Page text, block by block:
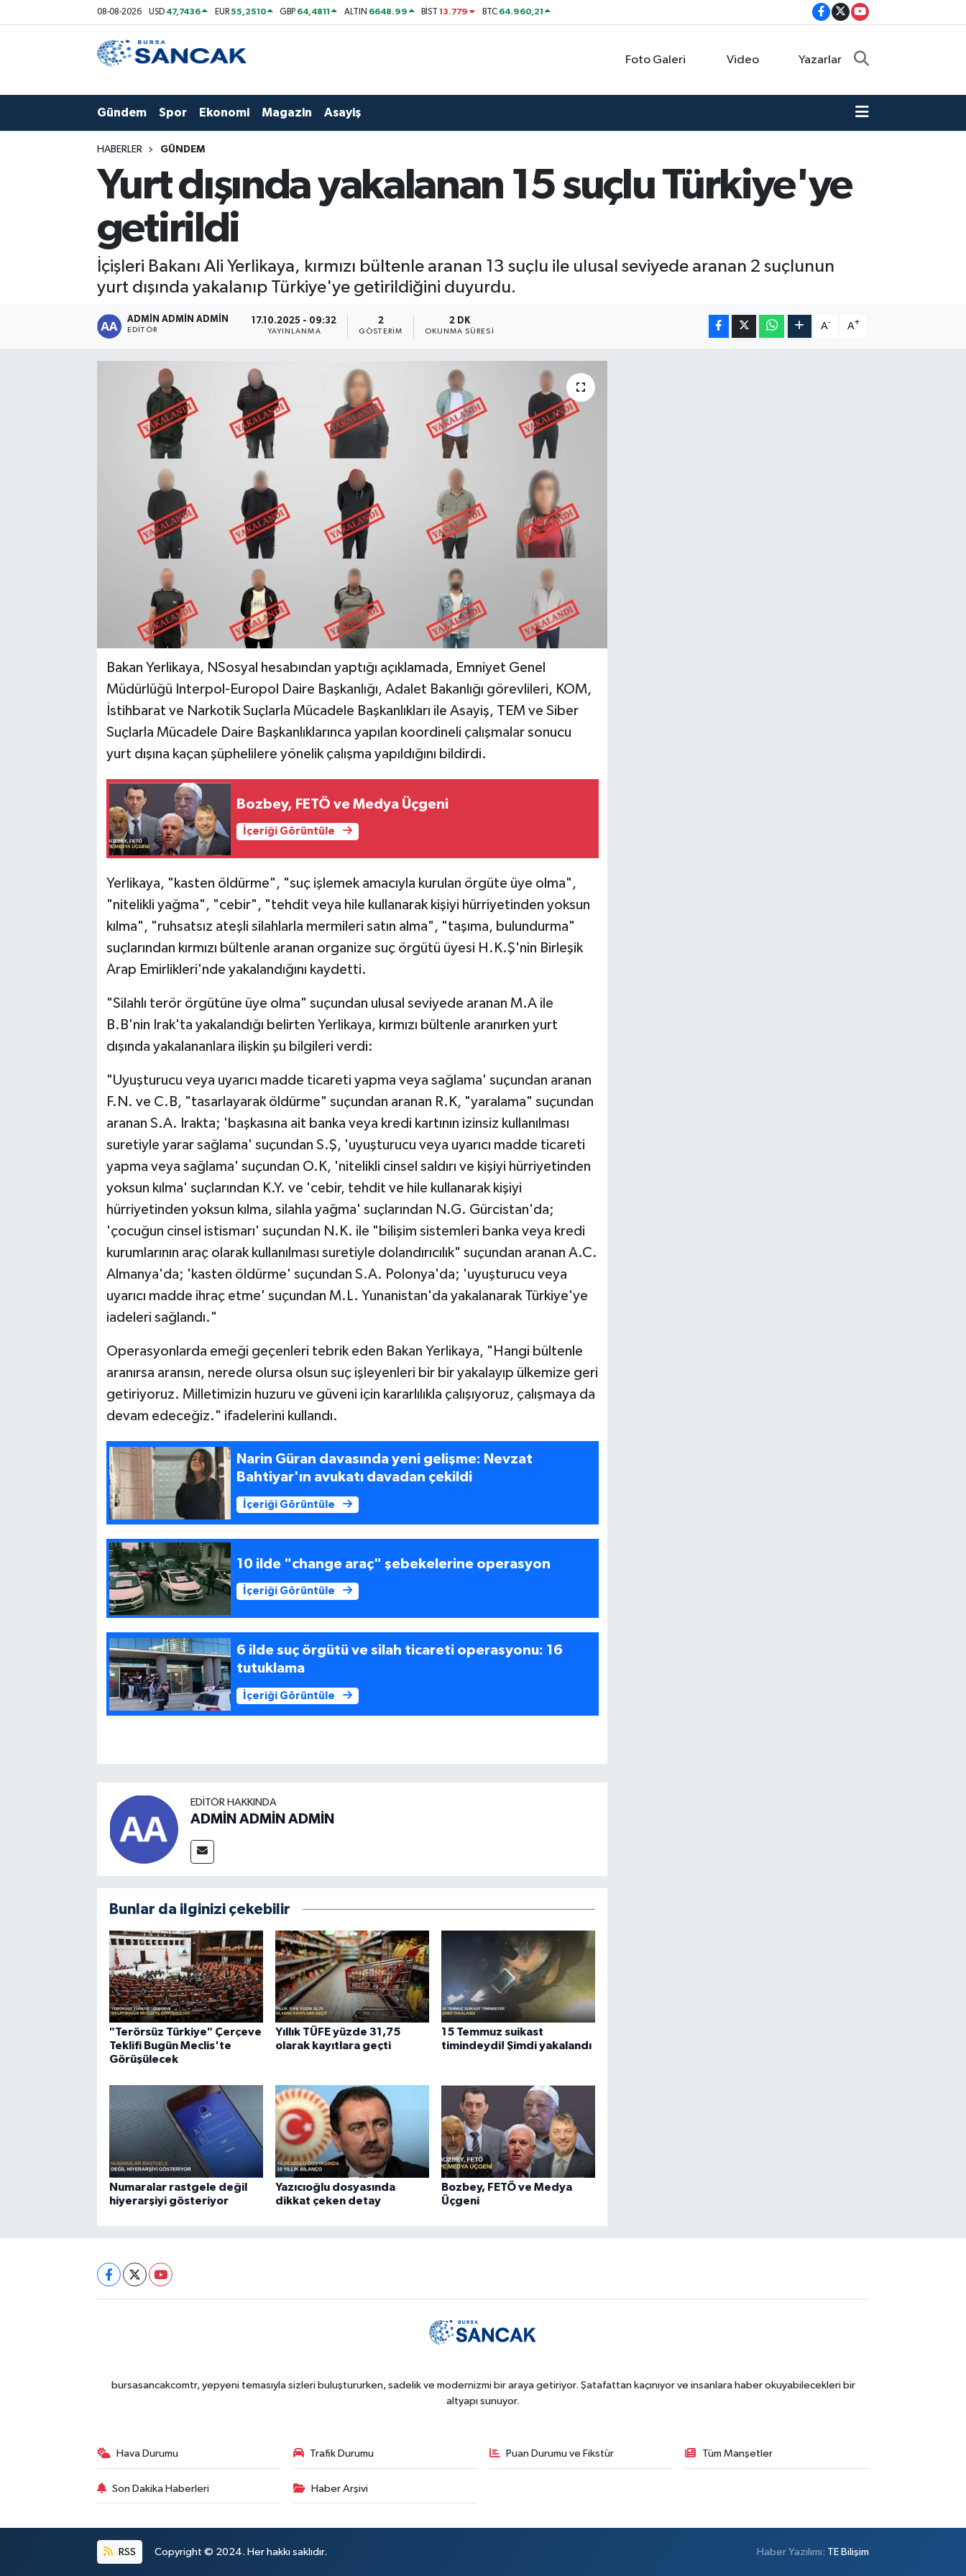
08-08-2026 USD 47,7436 EUR55,2510 GBP 64,4811 ALTIN 6648.99 BİST13.779 BTC 64.960,21
Foto Galeri Video Yazarlar
Gündem Spor Ekonomi Magazin Asayiş
HABERLER GÜNDEM
Yurt dışında yakalanan 15 suçlu Türkiye'ye
getirildi
İçişleri Bakanı Ali Yerlikaya, kırmızı bültenle aranan 13 suçlu ile ulusal seviyede aranan 2 suçlunun
yurt dışında yakalanıp Türkiye'ye getirildiğini duyurdu.
ADMİN ADMİN ADMİN
EDITÖR
17.10.2025 - 09:32
YAYINLANMA
2
GÖSTERIM
2 DK
OKUNMA SÜRESI
A- A+
Bakan Yerlikaya, NSosyal hesabından yaptığı açıklamada, Emniyet Genel
Müdürlüğü Interpol-Europol Daire Başkanlığı, Adalet Bakanlığı görevlileri, KOM,
İstihbarat ve Narkotik Suçlarla Mücadele Başkanlıkları ile Asayiş, TEM ve Siber
Suçlarla Mücadele Daire Başkanlıklarınca yapılan koordineli çalışmalar sonucu
yurt dışına kaçan şüphelilere yönelik çalışma yapıldığını bildirdi.
Bozbey, FETÖ ve Medya Üçgeni
İçeriği Görüntüle
Yerlikaya, "kasten öldürme", "suç işlemek amacıyla kurulan örgüte üye olma",
"nitelikli yağma", "cebir", "tehdit veya hile kullanarak kişiyi hürriyetinden yoksun
kılma", "ruhsatsız ateşli silahlarla mermileri satın alma", "taşıma, bulundurma"
suçlarından kırmızı bültenle aranan organize suç örgütü üyesi H.K.Ş'nin Birleşik
Arap Emirlikleri'nde yakalandığını kaydetti.
"Silahlı terör örgütüne üye olma" suçundan ulusal seviyede aranan M.A ile
B.B'nin Irak'ta yakalandığı belirten Yerlikaya, kırmızı bültenle aranırken yurt
dışında yakalananlara ilişkin şu bilgileri verdi:
"Uyuşturucu veya uyarıcı madde ticareti yapma veya sağlama' suçundan aranan
F.N. ve C.B, "tasarlayarak öldürme" suçundan aranan R.K, "yaralama" suçundan
aranan S.A. Irakta; 'başkasına ait banka veya kredi kartının izinsiz kullanılması
suretiyle yarar sağlama' suçundan S.Ş, 'uyuşturucu veya uyarıcı madde ticareti
yapma veya sağlama' suçundan O.K, 'nitelikli cinsel saldırı ve kişiyi hürriyetinden
yoksun kılma' suçlarından K.Y. ve 'cebir, tehdit ve hile kullanarak kişiyi
hürriyetinden yoksun kılma, silahla yağma' suçlarından N.G. Gürcistan'da;
'çocuğun cinsel istismarı' suçundan N.K. ile "bilişim sistemleri banka veya kredi
kurumlarının araç olarak kullanılması suretiyle dolandırıcılık" suçundan aranan A.C.
Almanya'da; 'kasten öldürme' suçundan S.A. Polonya'da; 'uyuşturucu veya
uyarıcı madde ihraç etme' suçundan M.L. Yunanistan'da yakalanarak Türkiye'ye
iadeleri sağlandı."
Operasyonlarda emeği geçenleri tebrik eden Bakan Yerlikaya, "Hangi bültenle
aranırsa aransın, nerede olursa olsun suç işleyenleri bir bir yakalayıp ülkemize geri
getiriyoruz. Milletimizin huzuru ve güveni için kararlılıkla çalışıyoruz, çalışmaya da
devam edeceğiz." ifadelerini kullandı.
Narin Güran davasında yeni gelişme: Nevzat
Bahtiyar'ın avukatı davadan çekildi
İçeriği Görüntüle
10 ilde "change araç" şebekelerine operasyon
İçeriği Görüntüle
6 ilde suç örgütü ve silah ticareti operasyonu: 16
tutuklama
İçeriği Görüntüle
EDITÖR HAKKINDA
ADMİN ADMİN ADMİN
Bunlar da ilginizi çekebilir
"Terörsüz Türkiye" Çerçeve
Teklifi Bugün Meclis'te
Görüşülecek
Yıllık TÜFE yüzde 31,75
olarak kayıtlara geçti
15 Temmuz suikast
timindeydi! Şimdi yakalandı
Numaralar rastgele değil
hiyerarşiyi gösteriyor
Yazıcıoğlu dosyasında
dikkat çeken detay
Bozbey, FETÖ ve Medya
Üçgeni
bursasancakcomtr, yepyeni temasıyla sizleri buluştururken, sadelik ve modernizmi bir araya getiriyor. Şatafattan kaçınıyor ve insanlara haber okuyabilecekleri bir
altyapı sunuyor.
Hava Durumu Trafik Durumu Puan Durumu ve Fikstür Tüm Manşetler
Son Dakika Haberleri Haber Arşivi
RSS Copyright © 2024. Her hakkı saklıdır. Haber Yazılımı: TE Bilişim
Hava Durumu
Son Dakika Haberleri
Haber Arşivi